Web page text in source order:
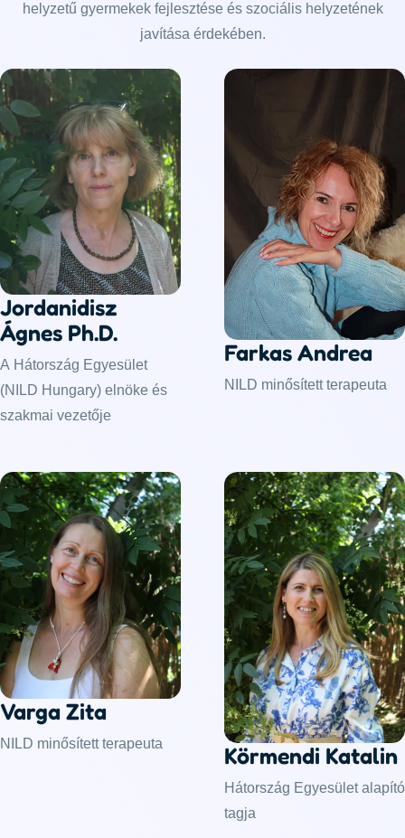
helyzetű gyermekek fejlesztése és szociális helyzetének
javítása érdekében.
Jordanidisz
Ágnes Ph.D.
A Hátország Egyesület
(NILD Hungary) elnöke és
szakmai vezetője
Farkas Andrea
NILD minősített terapeuta
Varga Zita
NILD minősített terapeuta Körmendi Katalin
Hátország Egyesület alapító
tagja